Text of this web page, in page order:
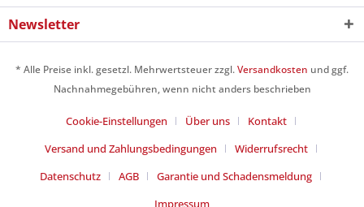
Newsletter
* Alle Preise inkl. gesetzl. Mehrwertsteuer zzgl.Versandkosten und ggf.
Nachnahmegebühren, wenn nicht anders beschrieben
Cookie-Einstellungen Über uns
Kontakt
Versand und Zahlungsbedingungen
Widerrufsrecht
Datenschutz
AGB
Garantie und Schadensmeldung
Impressum